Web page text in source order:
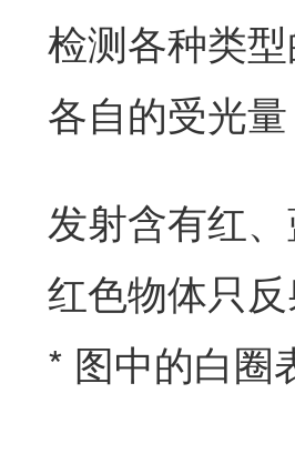
检测各种类
各自的受光
发射含有红
红色物体只反
* 图中的白圈